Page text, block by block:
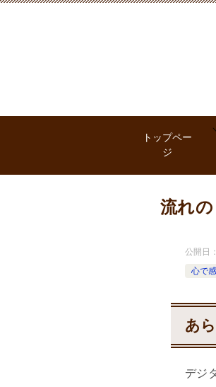
トップペー
ジ
流れ
公開日：
心で
あ
デジ